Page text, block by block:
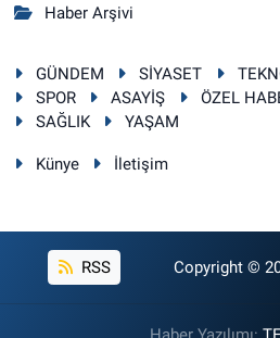
Haber Arşivi
GÜNDEM SİYASET
SPOR
ASAYİŞ ÖZEL
SAĞLIK
YAŞAM
Künye İletişim
RSS Copyright ©